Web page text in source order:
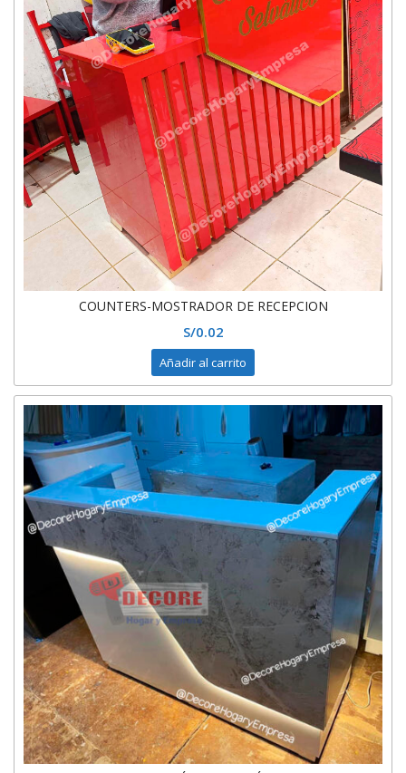
COUNTERS-MOSTRADOR DE RECEPCION
S/0.02
Añadir al carrito